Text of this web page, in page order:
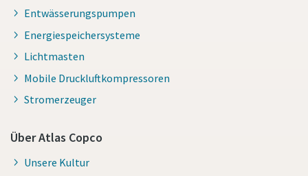
Entwässerungspumpen
Energiespeichersysteme
Lichtmasten
Mobile Druckluftkompressoren
Stromerzeuger
Über Atlas Copco
Unsere Kultur